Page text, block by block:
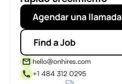
Agendar una llamada
Find a Job
hello@onhires.com
+1 484 312 0295